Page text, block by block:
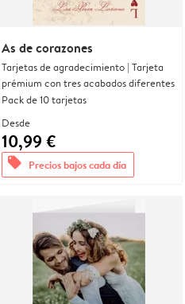
As de corazones
Tarjetas de agradecimiento | Tarjeta
prémium con tres acabados diferentes
Pack de 10 tarjetas
Desde
10,99 €
offers Precios bajos cada día